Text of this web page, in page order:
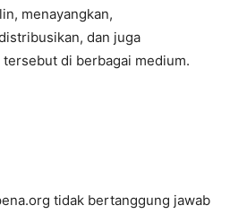
menayangkan,
dan juga
di berbagai medium.
tidak bertanggung jawab